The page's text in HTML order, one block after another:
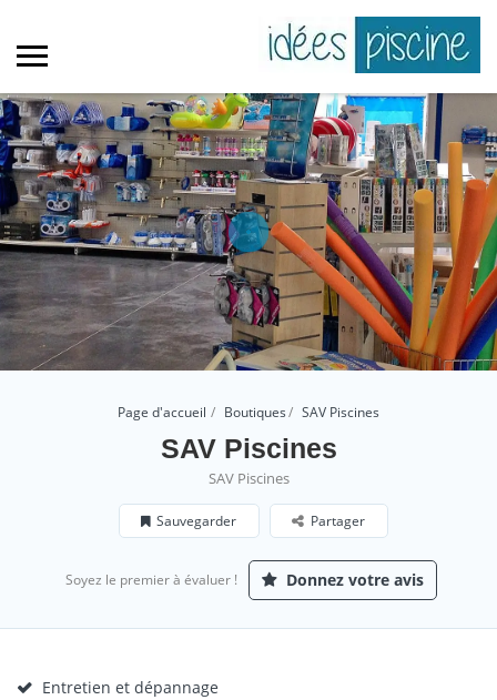
Page d'accueil Boutiques SAV Piscines
SAV Piscines
SAV Piscines
Sauvegarder Partager
Soyez le premier à évaluer ! Donnez votre avis
Entretien et dépannage